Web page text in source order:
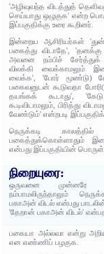
'அழிவுவந்த விடத்துத்
செய்யாது ஒழுகுக' என்ற
இப்பகுதிக்கு உரை கூறினர்.
இன்றைய ஆசிரியர்கள்
பகைத்து விடாதே', 'தனக்கு
அவனை நம்பிச் சேர்த்துக்
விலக்கி வைக்காமலும்
வைக்க', 'போர் மூண்டு)
பகைவனுடன் கூடுவதா
தயங்கக் கூடாது',
கூடிவிடாமலும், பிரித்து
வேண்டும்' என்றபடி
நெருக்கடி
பகைத்துக்கொள்ளாதும்
என்பது இப்பகுதியின்
நிறையுரை:
ஒருவனை முன்னரே
நம்பாமலிருந்தாலும்
பகாஅன் விடல் என்பது
'தேறான் பகாஅன் விடல்'
பகையா அல்லவா என்று
என எண்ணிப் பழகுக.